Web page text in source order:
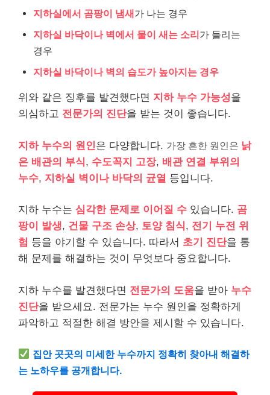
지하실에서 곰팡이 냄새가 나는 경우
지하실 바닥이나 벽에서 물이 새는 소리가 들리는
경우
지하실 바닥이나 벽의 습도가 높아지는 경우
위와 같은 징후를 발견했다면 지하 누수 가능성을
의심하고 전문가의 진단을 받는 것이 좋습니다.
지하 누수의 원인은 다양합니다. 가장 흔한 원인은 낡
은 배관의 부식, 수도꼭지 고장, 배관 연결 부위의
누수, 지하실 벽이나 바닥의 균열 등입니다.
지하 누수는 심각한 문제로 이어질 수 있습니다. 곰
팡이 발생, 건물 구조 손상, 토양 침식, 전기 누전 위
험 등을 야기할 수 있습니다. 따라서 초기 진단을 통
해 문제를 해결하는 것이 무엇보다 중요합니다.
지하 누수를 발견했다면 전문가의 도움을 받아 누수
진단을 받으세요. 전문가는 누수 원인을 정확하게
파악하고 적절한 해결 방안을 제시할 수 있습니다.
집안 곳곳의 미세한 누수까지 정확히 찾아내 해결하
는 노하우를 공개합니다.